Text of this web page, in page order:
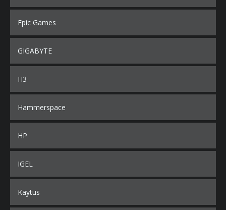
Epic Games
GIGABYTE
H3
Hammerspace
HP
IGEL
Kaytus